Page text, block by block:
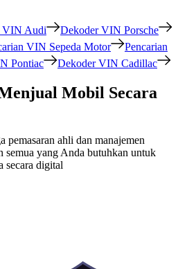
VIN Audi
Dekoder VIN Porsche
VIN Sepeda Motor
Pencarian
Pontiac Dekoder VIN Cadillac
Mobil Secara
pemasaran ahli dan manajemen
semua yang Anda butuhkan untuk
secara digital